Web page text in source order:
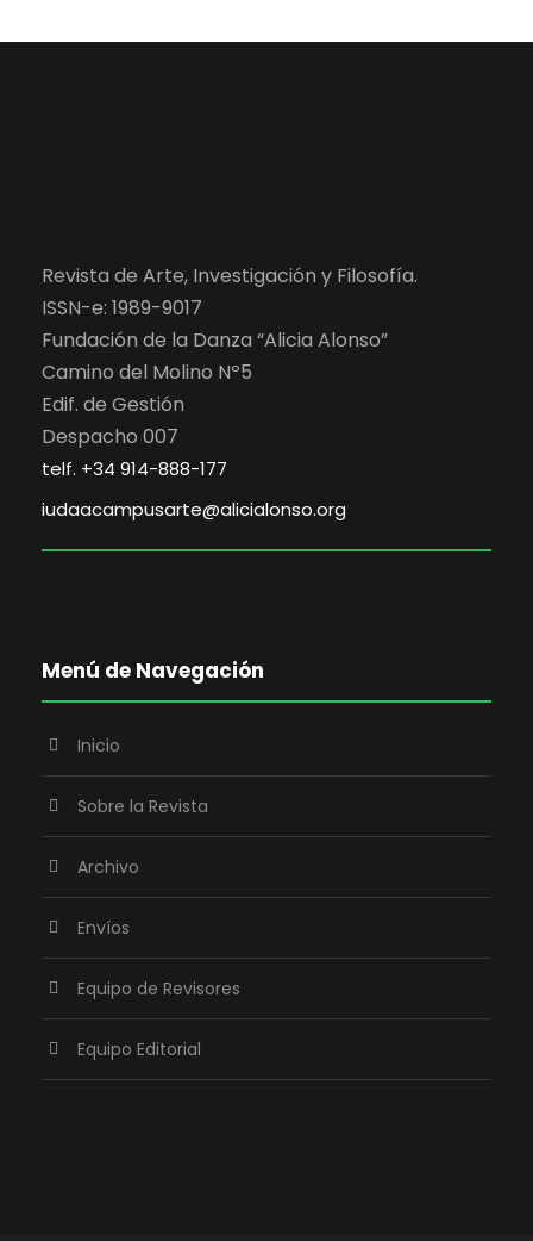
Revista de Arte, Investigación y Filosofía.
ISSN-e: 1989-9017
Fundación de la Danza “Alicia Alonso”
Camino del Molino Nº5
Edif. de Gestión
Despacho 007
telf. +34 914-888-177
iudaacampusarte@alicialonso.org
Menú de Navegación
Inicio
Sobre la Revista
Archivo
Envíos
Equipo de Revisores
Equipo Editorial